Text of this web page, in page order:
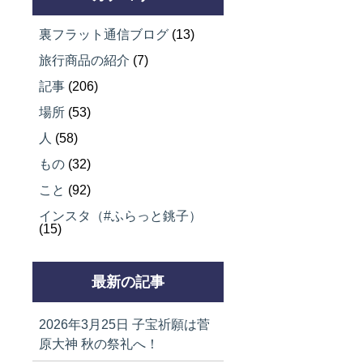
裏フラット通信ブログ (13)
旅行商品の紹介 (7)
記事 (206)
場所 (53)
人 (58)
もの (32)
こと (92)
インスタ（#ふらっと銚子）
(15)
最新の記事
2026年3月25日 子宝祈願は菅
原大神 秋の祭礼へ！